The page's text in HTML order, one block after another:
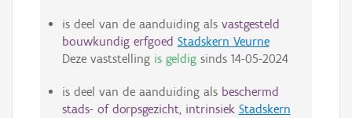
is deel van de aanduiding als vastgesteld
bouwkundig erfgoed Stadskern Veurne
Deze vaststelling is geldigsinds 14-05-2024
is deel van de aanduiding als beschermd
stads- of dorpsgezicht, intrinsiek Stadskern